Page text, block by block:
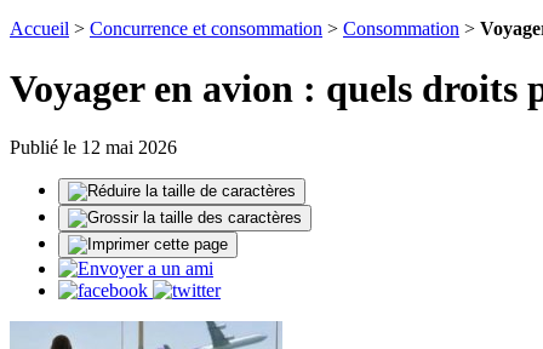
Accueil > Concurrence et consommation > Consommation >
Voyager en avion : quels droits
Publié le 12 mai 2026